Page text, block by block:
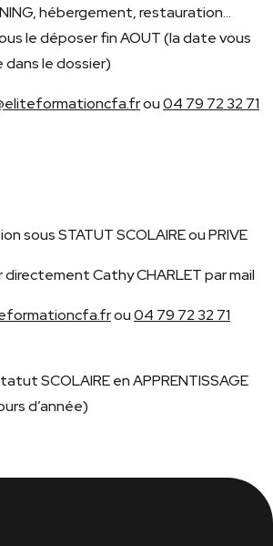
hébergement, restauration…
le déposer fin AOUT (la date vous
dans le dossier)
ou04 79 72 32 71
sous STATUT SCOLAIRE ou PRIVE
Cathy CHARLET par mail
ou04 79 72 32 71
SCOLAIRE en APPRENTISSAGE
d’année)